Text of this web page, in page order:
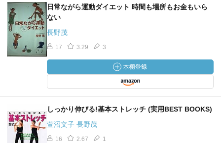
日常ながら運動ダイエット 時間も場所もお金もいら
ない
長野茂
17 3.29 3
しっかり伸びる!基本ストレッチ (実用BEST BOOKS)
萱沼文子 長野茂
16 2.67 1